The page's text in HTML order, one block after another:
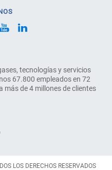
tecnologías y servicios
67.800 empleados en 72
más de 4 millones de clientes
LOS DERECHOS RESERVADOS